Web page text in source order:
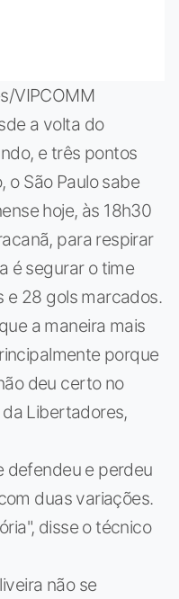
VIPCOMM
a volta do
e três pontos
o São Paulo sabe
hoje, às 18h30
para respirar
é segurar o time
e 28 gols marcados.
a maneira mais
porque
deu certo no
Libertadores,
defendeu e perdeu
duas variações.
disse o técnico
não se